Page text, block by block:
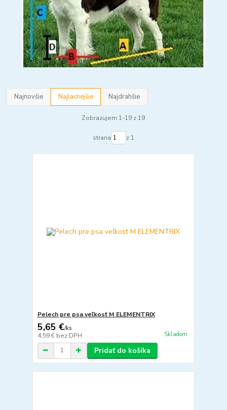
Najnovšie Najlacnejšie Najdrahšie
Zobrazujem 1-19 z 19
strana z 1
Pelech pre psa veľkosť M ELEMENTRIX
5,65 €/ks
4,59 € bez DPH Skladom
Pridať do košíka